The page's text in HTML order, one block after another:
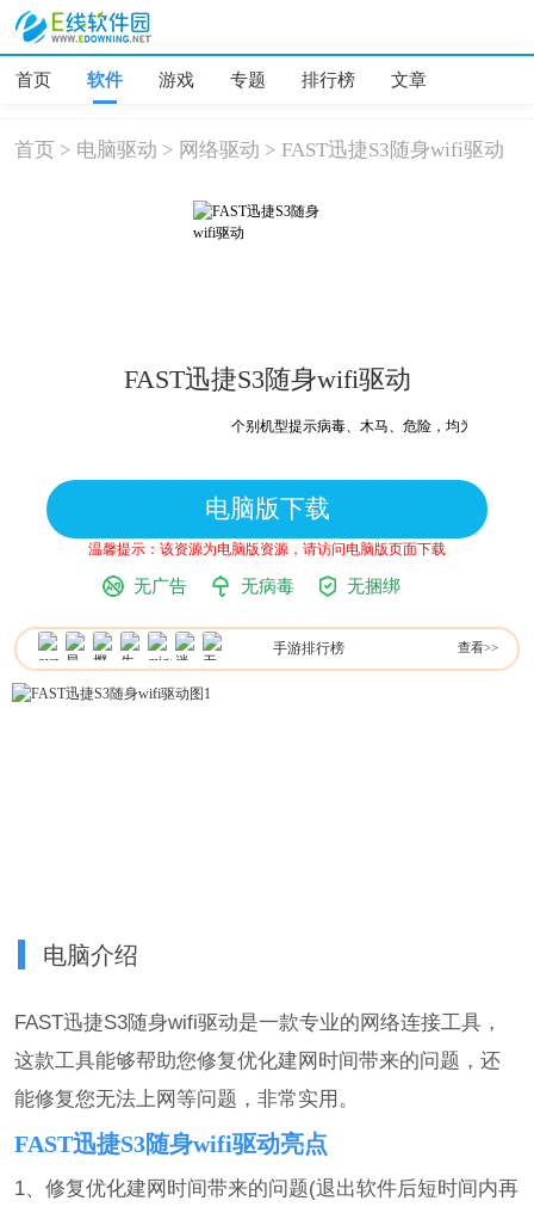
首页 软件 游戏 专题 排行榜 文章
首页 > 电脑驱动 > 网络驱动 > FAST迅捷S3随身wifi驱动
FAST迅捷S3随身wifi驱动
个别机型提示病毒、木马、危险，均为误报可放
电脑版下载
温馨提示：该资源为电脑版资源，请访问电脑版页面下载
无广告 无病毒 无捆绑
手游排行榜 查看>>
电脑介绍
FAST迅捷S3随身wifi驱动是一款专业的网络连接工具，
这款工具能够帮助您修复优化建网时间带来的问题，还
能修复您无法上网等问题，非常实用。
FAST迅捷S3随身wifi驱动亮点
1、修复优化建网时间带来的问题(退出软件后短时间内再